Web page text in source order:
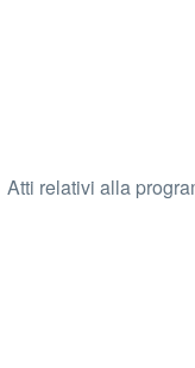
Atti relativi alla